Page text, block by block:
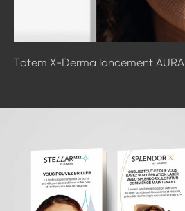
Totem X-Derma lancement AURA